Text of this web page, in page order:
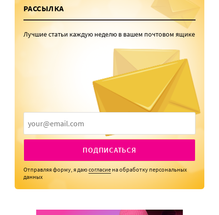
РАССЫЛКА
Лучшие статьи каждую неделю в вашем почтовом ящике
ПОДПИСАТЬСЯ
Отправляя форму, я даюсогласие на обработку персональных
данных